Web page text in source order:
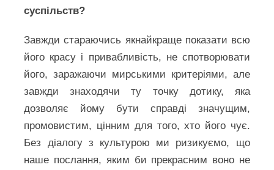
суспільств?
Завжди стараючись якнайкраще показати всю
його красу і привабливість, не спотворювати
його, заражаючи мирськими критеріями, але
завжди знаходячи ту точку дотику, яка
дозволяє йому бути справді значущим,
промовистим, цінним для того, хто його чує.
Без діалогу з культурою ми ризикуємо, що
наше послання, яким би прекрасним воно не